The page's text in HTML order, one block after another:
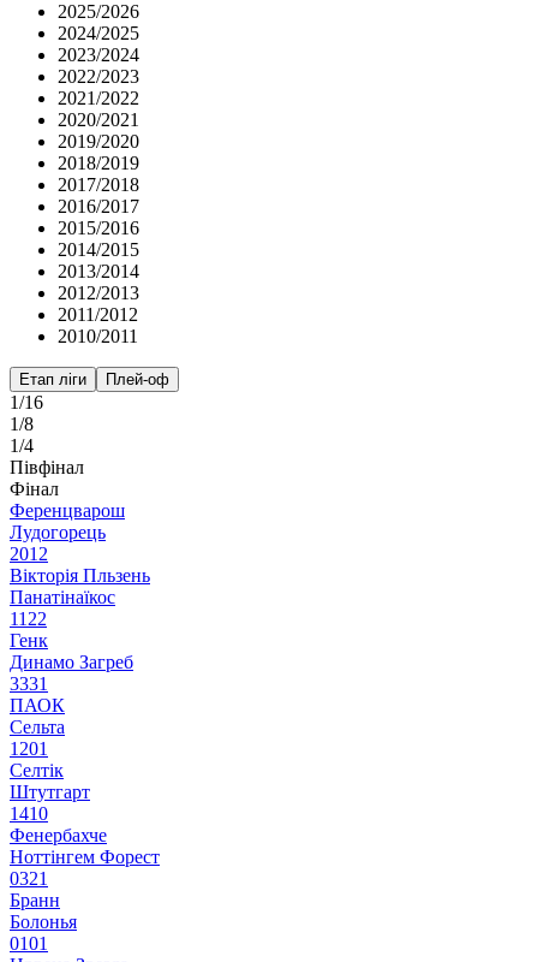
2025/2026
2024/2025
2023/2024
2022/2023
2021/2022
2020/2021
2019/2020
2018/2019
2017/2018
2016/2017
2015/2016
2014/2015
2013/2014
2012/2013
2011/2012
2010/2011
Етап ліги Плей-оф
1/16
1/8
1/4
Півфінал
Фінал
Ференцварош
Лудогорець
201 2
Вікторія Пльзень
Панатінаїкос
11 22
Генк
Динамо Загреб
3331
ПАОК
Сельта
1 201
Селтік
Штутгарт
1410
Фенербахче
Ноттінгем Форест
0321
Бранн
Болонья
0101